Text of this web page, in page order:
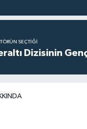
SEÇTIĞI
Dizisinin